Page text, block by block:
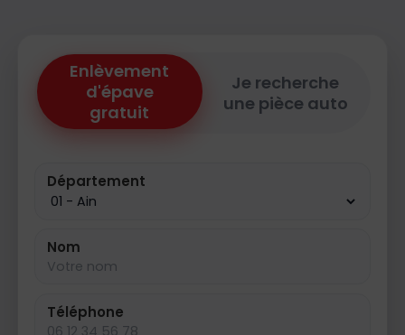
Enlèvement
d'épave
gratuit
Je recherche
une pièce auto
Département
Nom
Téléphone